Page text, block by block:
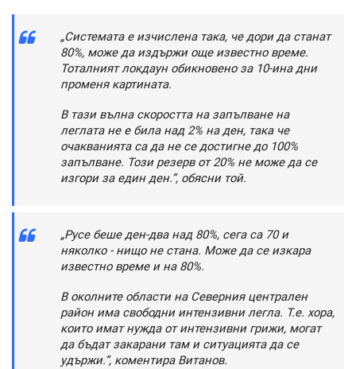
„Системата е изчислена така, че дори да станат
80%, може да издържи още известно време.
Тоталният локдаун обикновено за 10-ина дни
променя картината.
В тази вълна скоростта на запълване на
леглата не е била над 2% на ден, така че
очакванията са да не се достигне до 100%
запълване. Този резерв от 20% не може да се
изгори за един ден.”, обясни той.
„Русе беше ден-два над 80%, сега са 70 и
няколко - нищо не стана. Може да се изкара
известно време и на 80%.
В околните области на Северния централен
район има свободни интензивни легла. Т.е. хора,
които имат нужда от интензивни грижи, могат
да бъдат закарани там и ситуацията да се
удържи.”, коментира Витанов.